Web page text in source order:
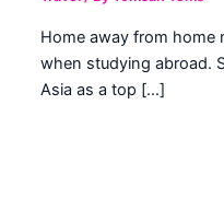
Home away from home
when studying abroad.
Asia as a top […]